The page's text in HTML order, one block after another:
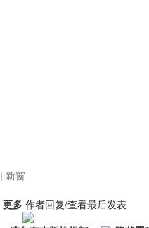
| 新窗
更多 作者回复/查看最后发表